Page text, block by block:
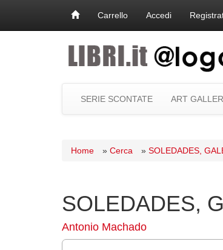
Carrello Accedi
SERIE SCONTATE ART
Home » Cerca » SOLEDADES,
SOLEDADES,
Antonio Machado